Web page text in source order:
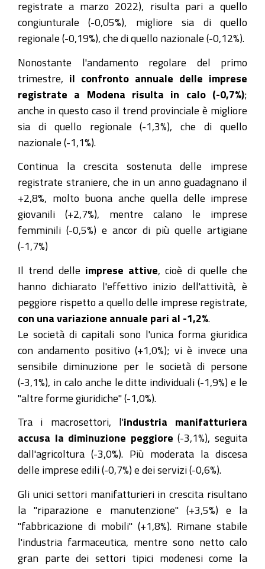
registrate a marzo 2022), risulta pari a quello
congiunturale (-0,05%), migliore sia di quello
regionale (-0,19%), che di quello nazionale (-0,12%).
Nonostante l'andamento regolare del primo
trimestre, il confronto annuale delle imprese
registrate a Modena risulta in calo (-0,7%);
anche in questo caso il trend provinciale è migliore
sia di quello regionale (-1,3%), che di quello
nazionale (-1,1%).
Continua la crescita sostenuta delle imprese
registrate straniere, che in un anno guadagnano il
+2,8%, molto buona anche quella delle imprese
giovanili (+2,7%), mentre calano le imprese
femminili (-0,5%) e ancor di più quelle artigiane
(-1,7%)
Il trend delle imprese attive , cioè di quelle che
hanno dichiarato l'effettivo inizio dell'attività, è
peggiore rispetto a quello delle imprese registrate,
con una variazione annuale pari al -1,2%
Le società di capitali sono l'unica forma giuridica
con andamento positivo (+1,0%); vi è invece una
sensibile diminuzione per le società di persone
(-3,1%), in calo anche le ditte individuali (-1,9%) e le
"altre forme giuridiche" (-1,0%).
Tra i macrosettori, l'industria manifatturiera
accusa la diminuzione peggiore (-3,1%), seguita
dall'agricoltura (-3,0%). Più moderata la discesa
delle imprese edili (-0,7%) e dei servizi (-0,6%).
Gli unici settori manifatturieri in crescita risultano
la "riparazione e manutenzione" (+3,5%) e la
"fabbricazione di mobili" (+1,8%). Rimane stabile
l'industria farmaceutica, mentre sono netto calo
gran parte dei settori tipici modenesi come la